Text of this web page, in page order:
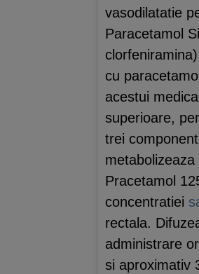
vasodilatatie
Paracetamol
cu
acestui
superioare,
trei
metabolizeaza
Pracetamol
concentratiei
rectala.
administrare
si aproximativ